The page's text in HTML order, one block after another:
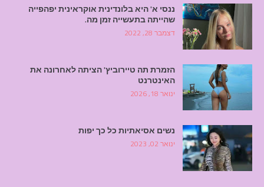
ננסי א' היא בלונדינית אוקראינית יפהפייה
שהייתה בתעשייה זמן מה.
דצמבר 28, 2022
הזמרת תה טיירוביץ' הציתה לאחרונה את
האינטרנט
ינואר 18, 2026
נשים אסיאתיות כל כך יפות
ינואר 02, 2023